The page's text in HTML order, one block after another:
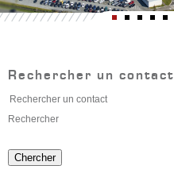
Rechercher un contact
Rechercher un contact
Rechercher